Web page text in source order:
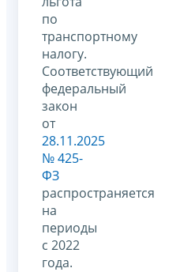
по
транспортному
налогу.
Соответствующий
федеральный
закон
от
28.11.2025
№ 425-
ФЗ
распространяется
на
периоды
с 2022
года.